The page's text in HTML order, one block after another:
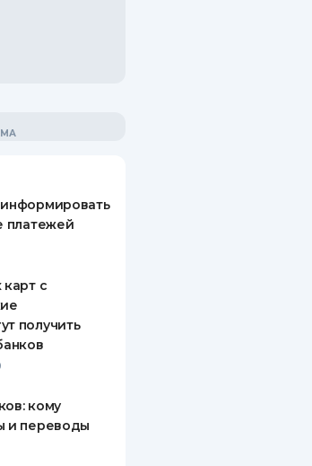
платежей
с
получить
кому
и переводы